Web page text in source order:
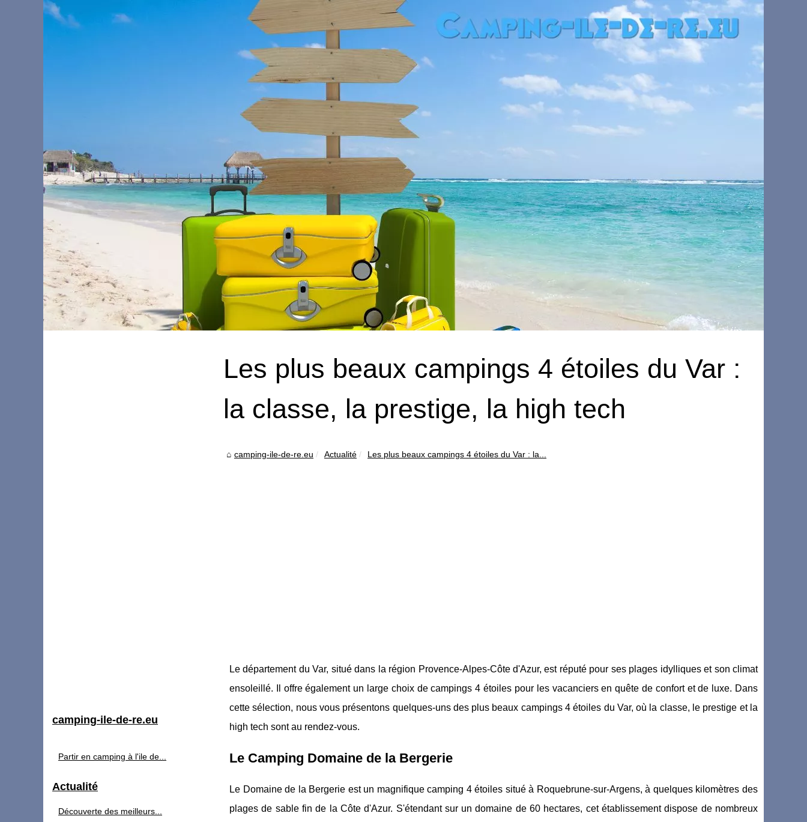
Les plus beaux campings 4 étoiles du Var :
la classe, la prestige, la high tech
camping-ile-de-re.eu Actualité Les plus beaux campings 4 étoiles du Var : la...
Le département du Var, situé dans la région Provence-Alpes-Côte d'Azur, est réputé pour ses plages idylliques et son climat
ensoleillé. Il offre également un large choix de campings 4 étoiles pour les vacanciers en quête de confort et de luxe. Dans
cette sélection, nous vous présentons quelques-uns des plus beaux campings 4 étoiles du Var, où la classe, le prestige et la
high tech sont au rendez-vous.
Le Camping Domaine de la Bergerie
Le Domaine de la Bergerie est un magnifique camping 4 étoiles situé à Roquebrune-sur-Argens, à quelques kilomètres des
plages de sable fin de la Côte d'Azur. S'étendant sur un domaine de 60 hectares, cet établissement dispose de nombreux
camping-ile-de-re.eu
Partir en camping à l'ile de...
Actualité
Découverte des meilleurs...